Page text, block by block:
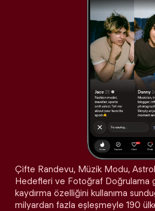
Çifte Randevu, Müzik Modu,
Hedefleri ve Fotoğraf Doğrulama
kaydırma özelliğini kullanıma
milyardan fazla eşleşmeyle 190